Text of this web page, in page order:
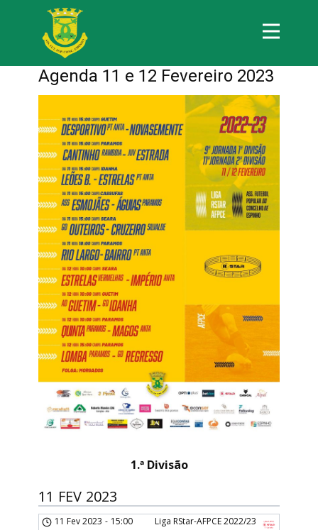
Agenda 11 e 12 Fevereiro 2023
1.ª Divisão
11 FEV 2023
Liga RStar-AFPCE 2022/23
11 Fev 2023 - 15:00